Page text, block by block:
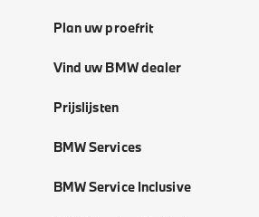
Plan uw proefrit
Vind uw BMW dealer
Prijslijsten
BMW Services
BMW Service Inclusive